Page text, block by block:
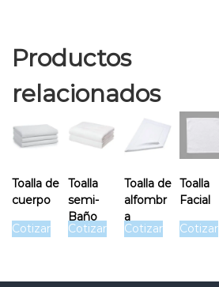
Productos
relacionados
Toalla de
cuerpo
Cotizar
Toalla
semi-
Baño
Cotizar
Toalla de
alfombr
a
Cotizar
Toalla
Facial
Cotizar